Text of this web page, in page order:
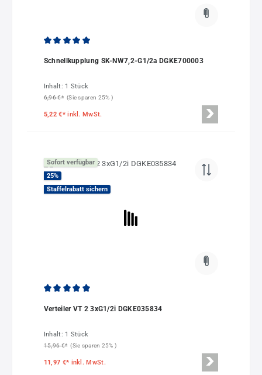
Schnellkupplung SK-NW7,2-G1/2a DGKE700003
Inhalt: 1 Stück
6,96 €* (Sie sparen 25% )
5,22 €*inkl. MwSt.
Sofort verfügbar
25%
Staffelrabatt sichern
Verteiler VT 2 3xG1/2i DGKE035834
Inhalt: 1 Stück
15,96 €* (Sie sparen 25% )
11,97 €* inkl. MwSt.